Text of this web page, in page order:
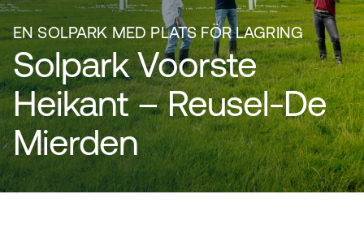
EN SOLPARK MED PLATS FÖR LAGRING
Solpark Voorste
Heikant – Reusel-De
Mierden